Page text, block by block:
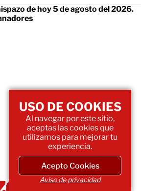
de hoy 5 de agosto del 2026.
USO DE COOKIES
Al navegar por este sitio,
aceptas las cookies que
utilizamos para mejorar tu
experiencia.
Acepto Cookies
Aviso de privacidad